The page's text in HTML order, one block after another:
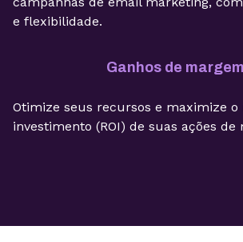
e flexibilidade.
Ganhos de
Otimize seus recursos e maximize o
investimento (ROI) de suas ações de